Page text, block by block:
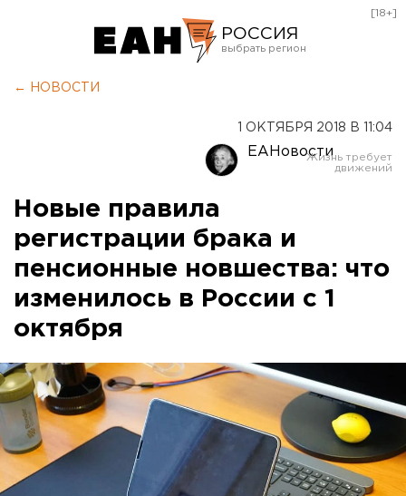
РОССИЯ
Оренбург
[18+]
← НОВОСТИ
1 ОКТЯБРЯ 2018 В 11:04
ЕАНовости
Новые правила
регистрации брака и
пенсионные новшества: что
изменилось в России с 1
октября